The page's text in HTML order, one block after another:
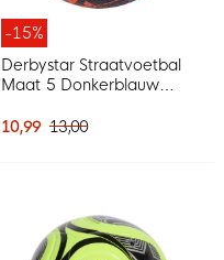
-15%
Derbystar Straatvoetbal
Maat 5 Donkerblauw
10,99 13,00